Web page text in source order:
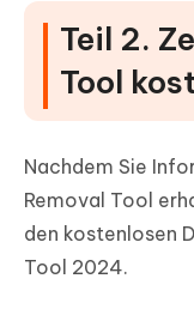
Teil 2.
Tool
Nachdem Sie
Removal Tool
den kostenlosen
Tool 2024.